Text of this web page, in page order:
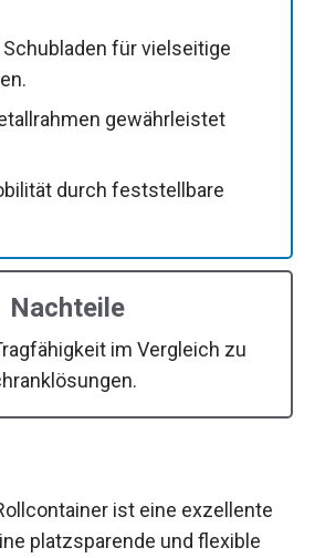
für vielseitige
gewährleistet
durch feststellbare
Nachteile
im Vergleich zu
ist eine exzellente
platzsparende und flexible